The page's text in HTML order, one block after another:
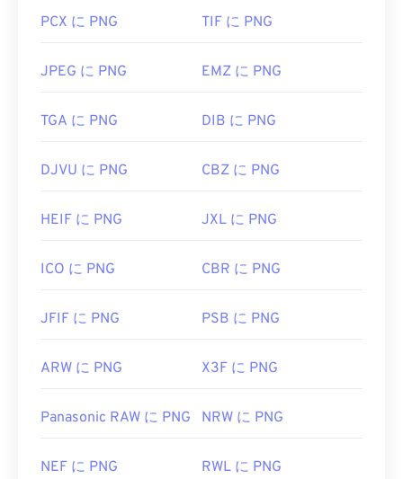
PNGに関するWiki記事
カラーピッカー
を使用して画像から色を選択します
PCX に PNG TIF に PNG
JPEG に PNG EMZ に PNG
TGA に PNG DIB に PNG
DJVU に PNG CBZ に PNG
HEIF に PNG JXL に PNG
ICO に PNG CBR に PNG
JFIF に PNG PSB に PNG
ARW に PNG X3F に PNG
Panasonic RAW に PNG NRW に PNG
NEF に PNG RWL に PNG